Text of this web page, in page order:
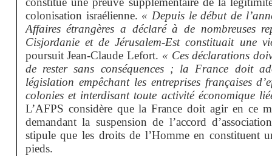
colonisation israélienne. « Depuis le début de
Affaires étrangères a déclaré à de nombreuses
Cisjordanie et de Jérusalem-Est constituait une
poursuit Jean-Claude Lefort. « Ces déclarations
de rester sans conséquences ; la France doit
législation empêchant les entreprises françaises
colonies et interdisant toute activité économique
L’AFPS considère que la France doit agir en ce
demandant la suspension de l’accord
stipule que les droits de l’Homme en constituent
pieds.